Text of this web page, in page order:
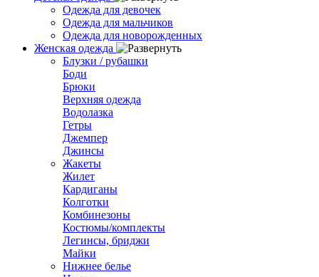
Одежда для девочек
Одежда для мальчиков
Одежда для новорожденных
Женская одежда
Блузки / рубашки
Боди
Брюки
Верхняя одежда
Водолазка
Гетры
Джемпер
Джинсы
Жакеты
Жилет
Кардиганы
Колготки
Комбинезоны
Костюмы/комплекты
Легинсы, бриджи
Майки
Нижнее белье